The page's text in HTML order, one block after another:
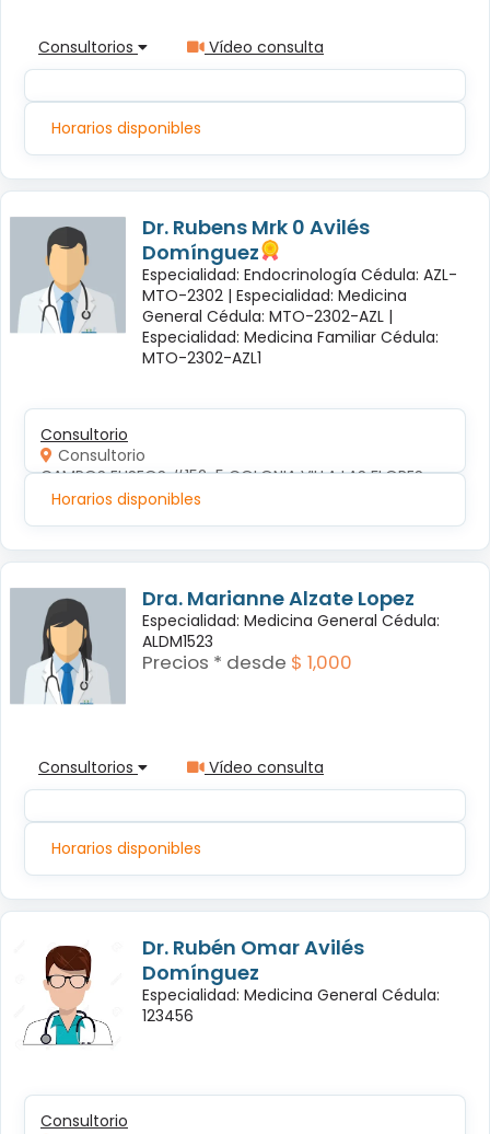
Consultorios Vídeo consulta
Horarios disponibles
Dr. Rubens Mrk 0 Avilés
Domínguez
Especialidad: Endocrinología Cédula: AZL-
MTO-2302 | Especialidad: Medicina
General Cédula: MTO-2302-AZL |
Especialidad: Medicina Familiar Cédula:
MTO-2302-AZL1
Consultorio
Consultorio
CAMPOS ELISEOS #152-5 COLONIA VILLA LAS FLORES
Horarios disponibles
Dra. Marianne Alzate Lopez
Especialidad: Medicina General Cédula:
ALDM1523
Precios * desde $ 1,000
Consultorios Vídeo consulta
Horarios disponibles
Dr. Rubén Omar Avilés
Domínguez
Especialidad: Medicina General Cédula:
123456
Consultorio